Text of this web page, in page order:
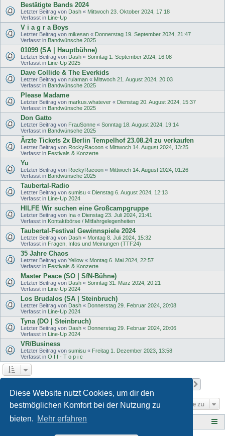
Diese Website nutzt Cookies, um dir den
bestmöglichen Komfort bei der Nutzung zu
bieten. Mehr erfahren
Bestätigte Bands 2024
Letzter Beitrag von Dash « Mittwoch 23. Oktober 2024, 17:18
Verfasst in Line-Up
V i a g r a Boys
Letzter Beitrag von mikesan « Donnerstag 19. September 2024, 21:47
Verfasst in Bandwünsche 2025
01099 (SA | Hauptbühne)
Letzter Beitrag von Dash « Sonntag 1. September 2024, 16:08
Verfasst in Line-Up 2025
Dave Collide & The Everkids
Letzter Beitrag von rulaman « Mittwoch 21. August 2024, 20:03
Verfasst in Bandwünsche 2025
Please Madame
Letzter Beitrag von markus.whatever « Dienstag 20. August 2024, 15:37
Verfasst in Bandwünsche 2025
Don Gatto
Letzter Beitrag von FrauSonne « Sonntag 18. August 2024, 19:14
Verfasst in Bandwünsche 2025
Ärzte Tickets 2x Berlin Tempelhof 23.08.24 zu verkaufen
Letzter Beitrag von RockyRacoon « Mittwoch 14. August 2024, 13:25
Verfasst in Festivals & Konzerte
Yu
Letzter Beitrag von RockyRacoon « Mittwoch 14. August 2024, 01:26
Verfasst in Bandwünsche 2025
Taubertal-Radio
Letzter Beitrag von sumisu « Dienstag 6. August 2024, 12:13
Verfasst in Line-Up 2024
HILFE Wir suchen eine Großcampgruppe
Letzter Beitrag von Ina « Dienstag 23. Juli 2024, 21:41
Verfasst in Kontaktbörse / Mitfahrgelegenheiten
Taubertal-Festival Gewinnspiele 2024
Letzter Beitrag von Dash « Montag 8. Juli 2024, 15:32
Verfasst in Fragen, Infos und Meinungen (TTF24)
35 Jahre Chaos
Letzter Beitrag von Yellow « Montag 6. Mai 2024, 22:57
Verfasst in Festivals & Konzerte
Master Peace (SO | SfN-Bühne)
Letzter Beitrag von Dash « Sonntag 31. März 2024, 20:21
Verfasst in Line-Up 2024
Los Brudalos (SA | Steinbruch)
Letzter Beitrag von Dash « Donnerstag 29. Februar 2024, 20:08
Verfasst in Line-Up 2024
Tyna (DO | Steinbruch)
Letzter Beitrag von Dash « Donnerstag 29. Februar 2024, 20:06
Verfasst in Line-Up 2024
VR/Business
Letzter Beitrag von sumisu « Freitag 1. Dezember 2023, 13:58
Verfasst in O f f - T o p i c
Gehe zu
Tauberplanscher-Forum.de